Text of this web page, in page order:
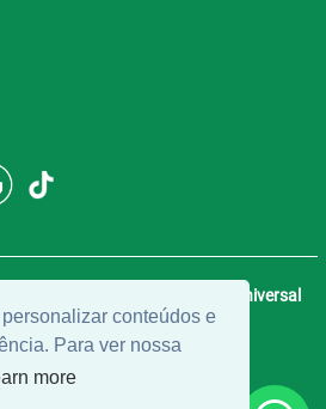
conteúdos e
Para ver nossa
more
Universal